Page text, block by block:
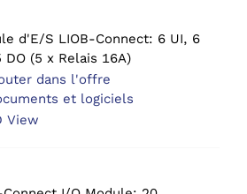
d'E/S LIOB-Connect: 6 UI, 6
DO (5 x Relais 16A)
dans l'offre
et logiciels
View